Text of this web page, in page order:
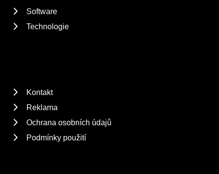
Software
Technologie
Kontakt
Reklama
Ochrana osobních údajů
Podmínky použití